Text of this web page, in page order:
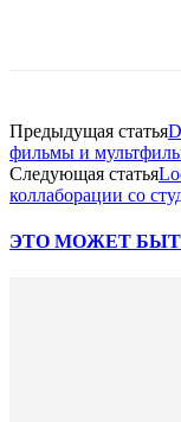
Предыдущая статья
фильмы и
Следующая статья
коллаборации со
ЭТО МОЖЕТ